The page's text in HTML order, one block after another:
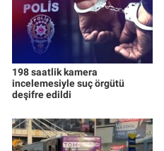
198 saatlik kamera
incelemesiyle suç örgütü
deşifre edildi